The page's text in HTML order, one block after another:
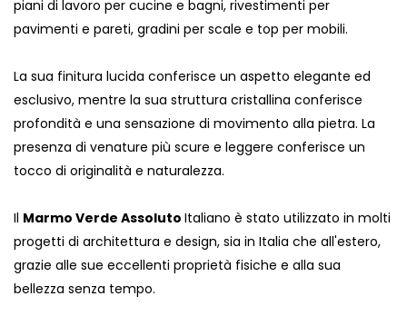
piani di lavoro per cucine e bagni, rivestimenti per
pavimenti e pareti, gradini per scale e top per mobili.
La sua finitura lucida conferisce un aspetto elegante ed
esclusivo, mentre la sua struttura cristallina conferisce
profondità e una sensazione di movimento alla pietra. La
presenza di venature più scure e leggere conferisce un
tocco di originalità e naturalezza.
Il Marmo Verde Assoluto Italiano è stato utilizzato in molti
progetti di architettura e design, sia in Italia che all'estero,
grazie alle sue eccellenti proprietà fisiche e alla sua
bellezza senza tempo.